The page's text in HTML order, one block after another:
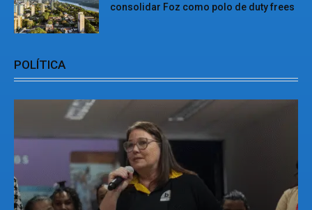
consolidar Foz como polo de duty frees
POLÍTICA